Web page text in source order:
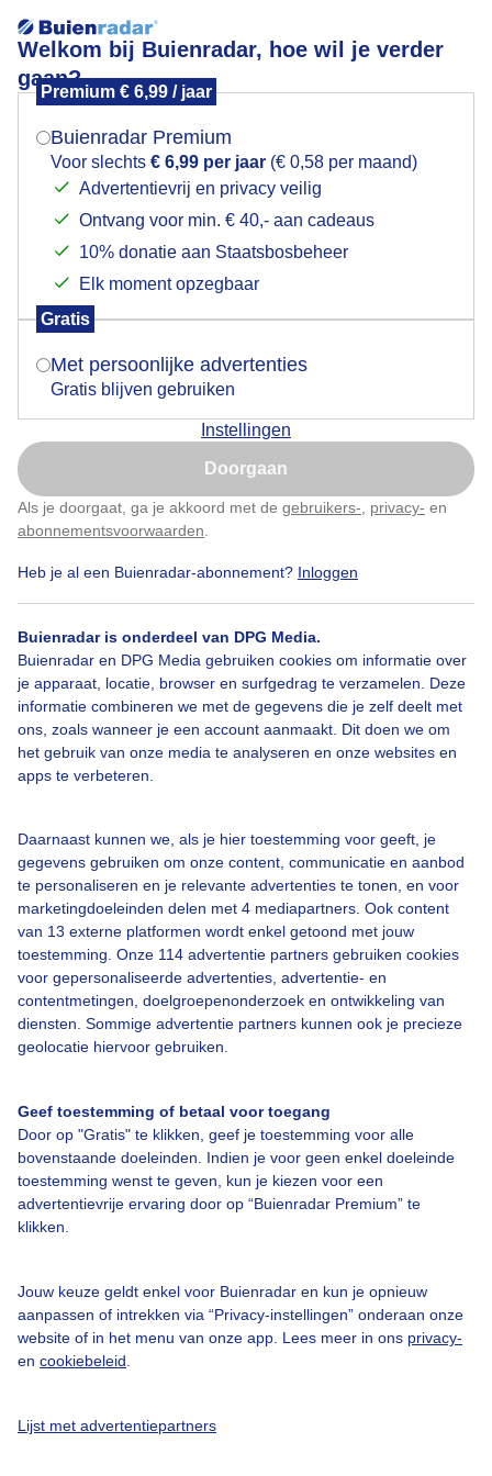
Welkom bij Buienradar, hoe wil je verder
gaan?
Premium € 6,99 / jaar
Buienradar Premium
Voor slechts € 6,99 per jaar (€ 0,58 per maand)
Advertentievrij en privacy veilig
Ontvang voor min. € 40,- aan cadeaus
10% donatie aan Staatsbosbeheer
Elk moment opzegbaar
Gratis
Met persoonlijke advertenties
Gratis blijven gebruiken
Instellingen
Doorgaan
Als je doorgaat, ga je akkoord met de gebruikers- privacy- en
abonnementsvoorwaarden
Heb je al een Buienradar-abonnement? Inloggen
Buienradar is onderdeel van DPG Media.
Buienradar en DPG Media gebruiken cookies om informatie over
je apparaat, locatie, browser en surfgedrag te verzamelen. Deze
informatie combineren we met de gegevens die je zelf deelt met
ons, zoals wanneer je een account aanmaakt. Dit doen we om
het gebruik van onze media te analyseren en onze websites en
apps te verbeteren.
Daarnaast kunnen we, als je hier toestemming voor geeft, je
gegevens gebruiken om onze content, communicatie en aanbod
te personaliseren en je relevante advertenties te tonen, en voor
marketingdoeleinden delen met 4 mediapartners. Ook content
van 13 externe platformen wordt enkel getoond met jouw
toestemming. Onze 114 advertentie partners gebruiken cookies
voor gepersonaliseerde advertenties, advertentie- en
contentmetingen, doelgroepenonderzoek en ontwikkeling van
diensten. Sommige advertentie partners kunnen ook je precieze
geolocatie hiervoor gebruiken.
Geef toestemming of betaal voor toegang
Door op "Gratis" te klikken, geef je toestemming voor alle
bovenstaande doeleinden. Indien je voor geen enkel doeleinde
toestemming wenst te geven, kun je kiezen voor een
advertentievrije ervaring door op “Buienradar Premium” te
klikken.
Jouw keuze geldt enkel voor Buienradar en kun je opnieuw
aanpassen of intrekken via “Privacy-instellingen” onderaan onze
website of in het menu van onze app. Lees meer in ons privacy-
en cookiebeleid
Lijst met advertentiepartners
Genieten van de herfst!
In de tuinen van Kasteel Groeneveld vanmorgen.
Baarn.
Door: Chris Meewis Gemaakt: 13-10-2025, 39x bekeken
Herfst Zon Wolken
Bekijk slideshow
Een moment geduld aub...
Bedrijfsgegevens
Veelgestelde vragen
Contact
Gebruikersvoorwaarden
Adverteren
Mogen we je locatie gebruiken voor het
Indien je hier nog geen akkoord op hebt gegeven,
verschijnt er zo een pop-up uit je browser waarin
Is goed, toon de popup
Nu niet, misschien later
Klik hierom dit aan te passen